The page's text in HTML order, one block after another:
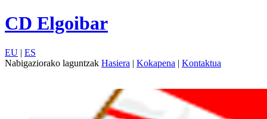
CD Elgoibar
EU | ES
Nabigaziorako laguntzak Hasiera | Kokapena | Kontaktua